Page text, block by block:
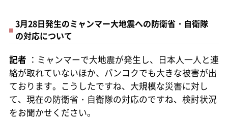
3月28日発生のミャンマー大地震への防衛省・自衛隊
の対応について
記者 ：ミャンマーで大地震が発生し、日本人一人と連
絡が取れていないほか、バンコクでも大きな被害が出
ております。こうしたですね、大規模な災害に対し
て、現在の防衛省・自衛隊の対応のですね、検討状況
をお聞かせください。